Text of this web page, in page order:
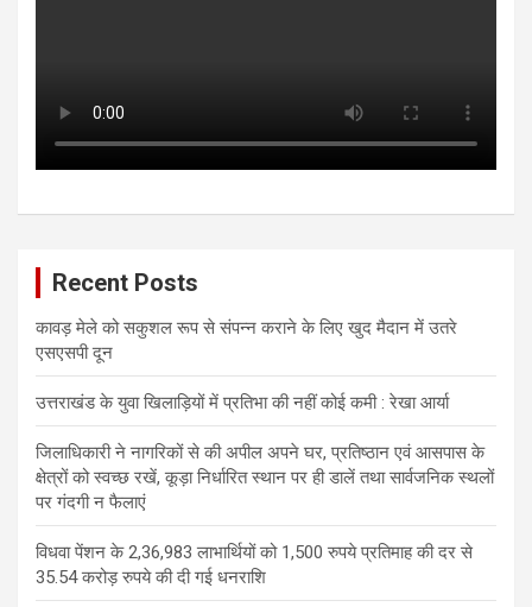
Recent Posts
कावड़ मेले को सकुशल रूप से संपन्न कराने के लिए खुद मैदान में उतरे
एसएसपी दून
उत्तराखंड के युवा खिलाड़ियों में प्रतिभा की नहीं कोई कमी : रेखा आर्या
जिलाधिकारी ने नागरिकों से की अपील अपने घर, प्रतिष्ठान एवं आसपास के
क्षेत्रों को स्वच्छ रखें, कूड़ा निर्धारित स्थान पर ही डालें तथा सार्वजनिक स्थलों
पर गंदगी न फैलाएं
विधवा पेंशन के 2,36,983 लाभार्थियों को 1,500 रुपये प्रतिमाह की दर से
35.54 करोड़ रुपये की दी गई धनराशि